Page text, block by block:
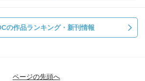
の作品ランキング・新刊情報
ページの先頭へ